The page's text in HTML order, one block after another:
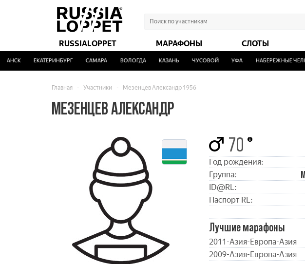
RUSSIALOPPET МАРАФОНЫ СЛОТЫ
ЕКАТЕРИНБУРГ САМАРА ВОЛОГДА КАЗАНЬ ЧУСОВОЙ УФА НАБЕРЕЖНЫЕ ЧЕЛНЫ
Главная - Участники - Мезенцев Александр 1956
МЕЗЕНЦЕВ АЛЕКСАНДР
70
Год рождения:
Группа:
ID@RL:
Паспорт RL:
Лучшие марафоны
2011-Азия-Европа-Азия
2009-Азия-Европа-Азия